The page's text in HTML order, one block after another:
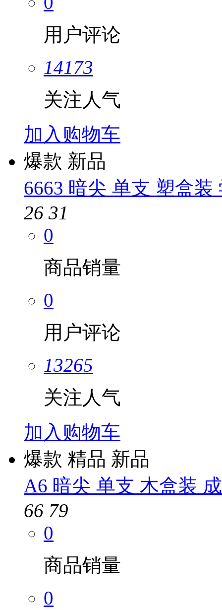
用户评论
14173
关注人气
加入购物车
爆款 新品
6663 暗尖 单支 塑盒
26 31
0
商品销量
0
用户评论
13265
关注人气
加入购物车
爆款 精品 新品
A6 暗尖 单支 木盒装
66 79
0
商品销量
0